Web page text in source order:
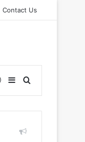
Contact Us
Log InSidebarSearch for